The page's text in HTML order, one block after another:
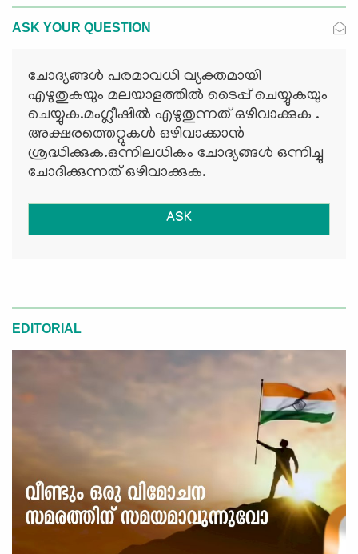
ASK YOUR QUESTION
ചോദ്യങ്ങള്‍ പരമാവധി വ്യക്തമായി
എഴുതുകയും മലയാളത്തില്‍ ടൈപ്പ് ചെയ്യുകയും
ചെയ്യുക.മംഗ്ലീഷില്‍ എഴുതുന്നത് ഒഴിവാക്കുക .
അക്ഷരത്തെറ്റുകള്‍ ഒഴിവാക്കാന്‍
ശ്രദ്ധിക്കുക.ഒന്നിലധികം ചോദ്യങ്ങള്‍ ഒന്നിച്ചു
ചോദിക്കുന്നത് ഒഴിവാക്കുക.
ASK
EDITORIAL